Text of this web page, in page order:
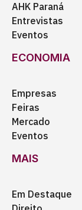
AHK Paraná
Entrevistas
Eventos
ECONOMIA
Empresas
Feiras
Mercado
Eventos
MAIS
Em Destaque